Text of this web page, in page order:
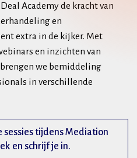
Academy de kracht van
en
extra in de kijker. Met
en inzichten van
we bemiddeling
in verschillende
sessies tijdens Mediation
en schrijf je in.